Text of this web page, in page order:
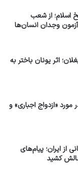
اسلام؛ از شعب
وجدان انسان‌ها
اثر یونان باختر به
مورد «ازدواج اجباری» و
از ایران؛ پیام‌های
کشید